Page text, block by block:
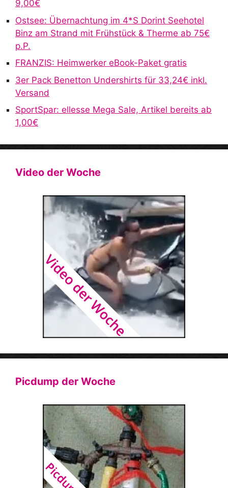
9,00€
Ostsee: Übernachtung im 4*S Dorint Seehotel
Binz am Strand mit Frühstück & Therme ab 75€
p.P.
FRANZIS: Heimwerker eBook-Paket gratis
3er Pack Benetton Undershirts für 33,24€ inkl.
Versand
SportSpar: ellesse Mega Sale, Artikel bereits ab
1,00€
Video der Woche
Picdump der Woche